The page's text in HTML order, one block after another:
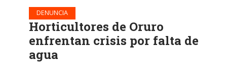
DENUNCIA
Horticultores de Oruro
enfrentan crisis por falta de
agua